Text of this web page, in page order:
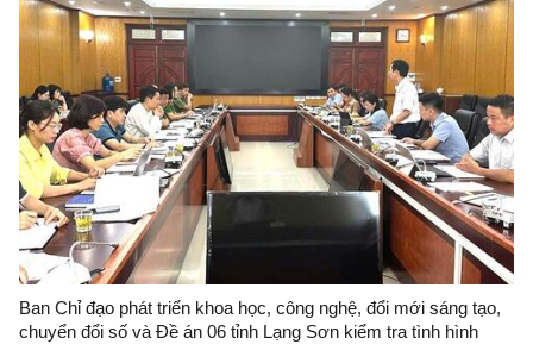
Ban Chỉ đạo phát triển khoa học, công nghệ, đổi mới sáng tạo,
chuyển đổi số và Đề án 06 tỉnh Lạng Sơn kiểm tra tình hình